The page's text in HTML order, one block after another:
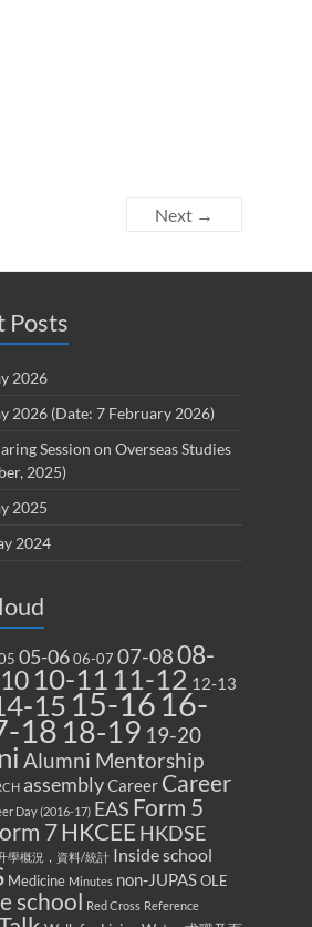
Next →
Posts
2026
2026 (Date: 7 February 2026)
Session on Overseas Studies
2025)
2025
2024
05-0606-07 07-0808-
10-11 11-12 12-13
15 15-16 16-
18 18-19 19-20
Alumni Mentorship
assemblyCareer Career
Day (2016-17) EAS Form 5
7HKCEE HKDSE
學概況，資料/統計 Inside school
Medicine Minutes non-JUPASOLE
school Red Cross Reference